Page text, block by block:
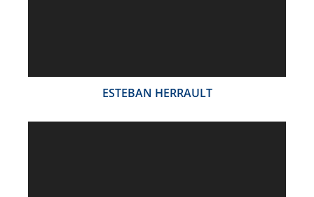
ESTEBAN HERRAULT